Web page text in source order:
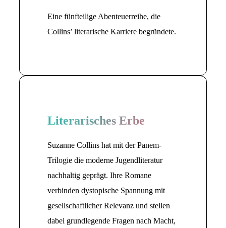
Eine fünfteilige Abenteuerreihe, die
Collins’ literarische Karriere begründete.
Literarisches Erbe
Suzanne Collins hat mit der Panem-
Trilogie die moderne Jugendliteratur
nachhaltig geprägt. Ihre Romane
verbinden dystopische Spannung mit
gesellschaftlicher Relevanz und stellen
dabei grundlegende Fragen nach Macht,